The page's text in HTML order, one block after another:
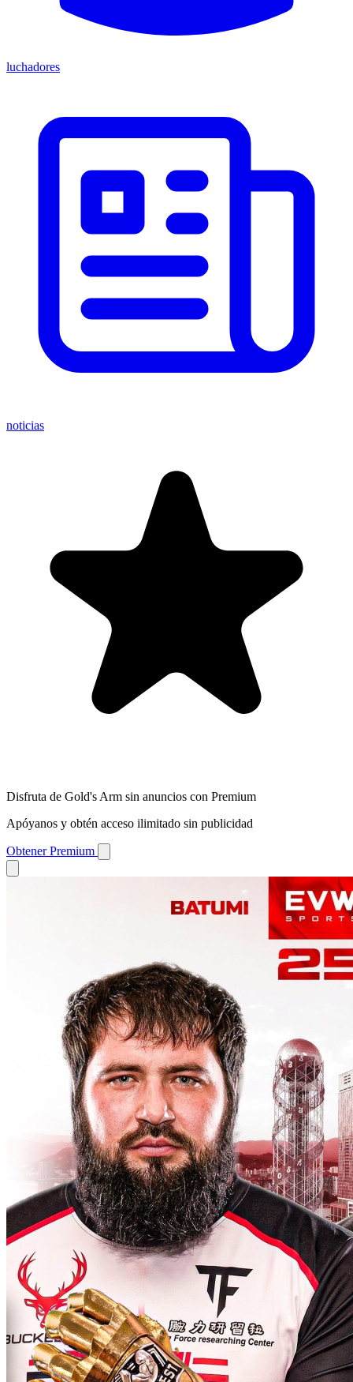
luchadores
noticias
Disfruta de Gold's Arm sin anuncios con Premium
Apóyanos y obtén acceso ilimitado sin publicidad
Obtener Premium